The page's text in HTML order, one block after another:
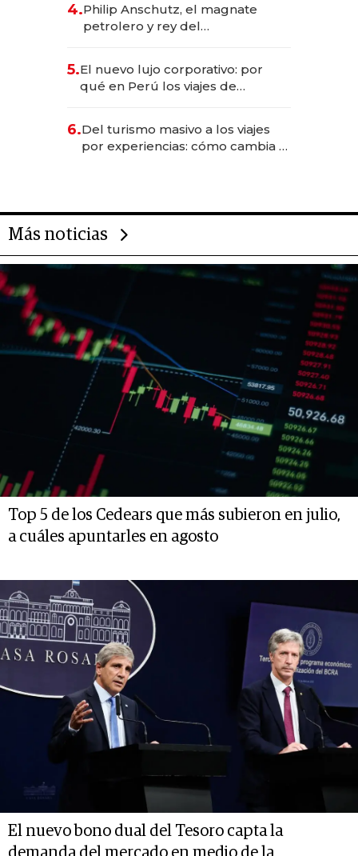
4.Philip Anschutz, el magnate
petrolero y rey del
Fénix
5.El nuevo lujo corporativo: por
qué en Perú los viajes de
transformadoras
6.Del turismo masivo a los viajes
por experiencias: cómo cambia el
Más noticias
Top 5 de los Cedears que más subieron en julio,
a cuáles apuntarles en agosto
El nuevo bono dual del Tesoro capta la